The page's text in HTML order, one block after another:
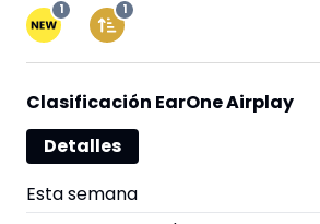
1 1
Clasificación EarOne Airplay
Detalles
Esta semana